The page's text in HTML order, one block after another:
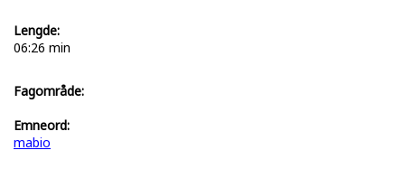
Lengde:
06:26 min
Fagområde:
Emneord:
mabio